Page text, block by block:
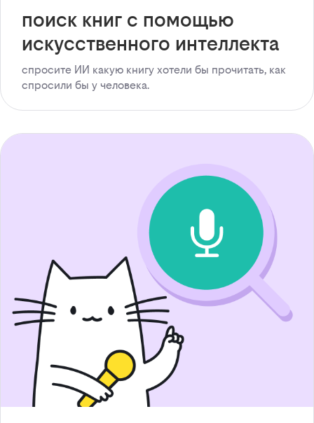
поиск книг с помощью
искусственного интеллекта
спросите ИИ какую книгу хотели бы прочитать, как
спросили бы у человека.